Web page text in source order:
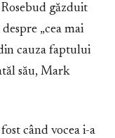
găzduit
„cea mai
cauza faptului
său, Mark
când vocea i-a